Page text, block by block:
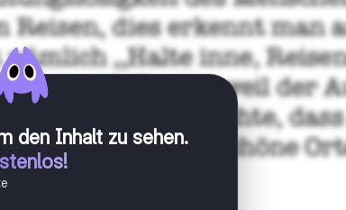
den Inhalt zu sehen.